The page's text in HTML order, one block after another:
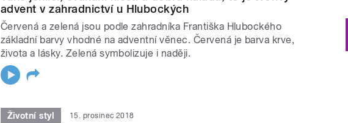
advent v zahradnictví u Hlubockých
Červená a zelená jsou podle zahradníka Františka Hlubockého
základní barvy vhodné na adventní věnec. Červená je barva krve,
života a lásky. Zelená symbolizuje i naději.
Životní styl 15. prosinec 2018